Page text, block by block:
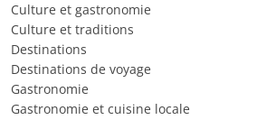
Culture et gastronomie
Culture et traditions
Destinations
Destinations de voyage
Gastronomie
Gastronomie et cuisine locale